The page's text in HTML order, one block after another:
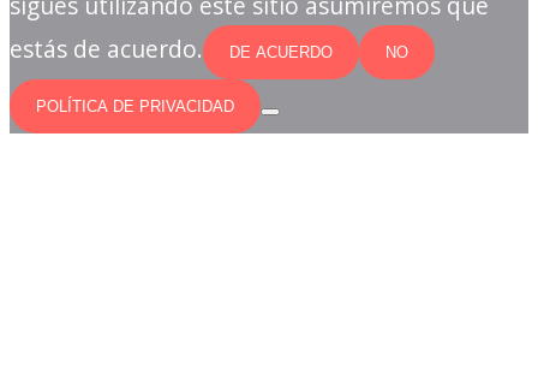
estás de acuerdo.
DE ACUERDO NO
POLÍTICA DE PRIVACIDAD